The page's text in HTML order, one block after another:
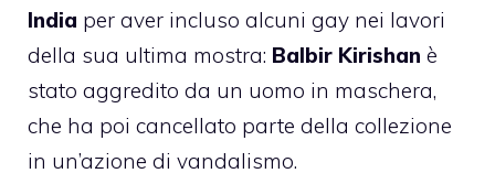
India per aver incluso alcuni gay nei lavori
della sua ultima mostra: Balbir Kirishan è
stato aggredito da un uomo in maschera,
che ha poi cancellato parte della collezione
in un’azione di vandalismo.